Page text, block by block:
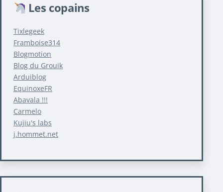
Les copains
Tixlegeek
Framboise314
Blogmotion
Blog du Grouik
Arduiblog
EquinoxeFR
Abavala !!!
Carmelo
Kujiu's labs
j.hommet.net